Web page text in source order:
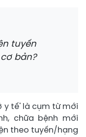
tuyến
bản?
y tế' là cụm từ mới
chữa bệnh mới
theo tuyến/hạng